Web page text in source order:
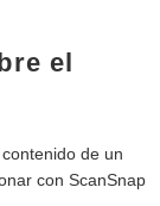
el
de un
con ScanSnap